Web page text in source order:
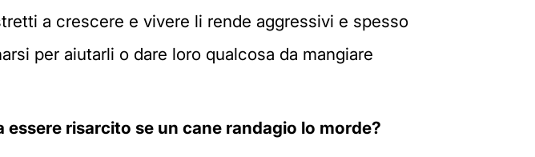
a crescere e vivere li rende aggressivi e spesso
per aiutarli o dare loro qualcosa da mangiare
risarcito se un cane randagio lo morde?